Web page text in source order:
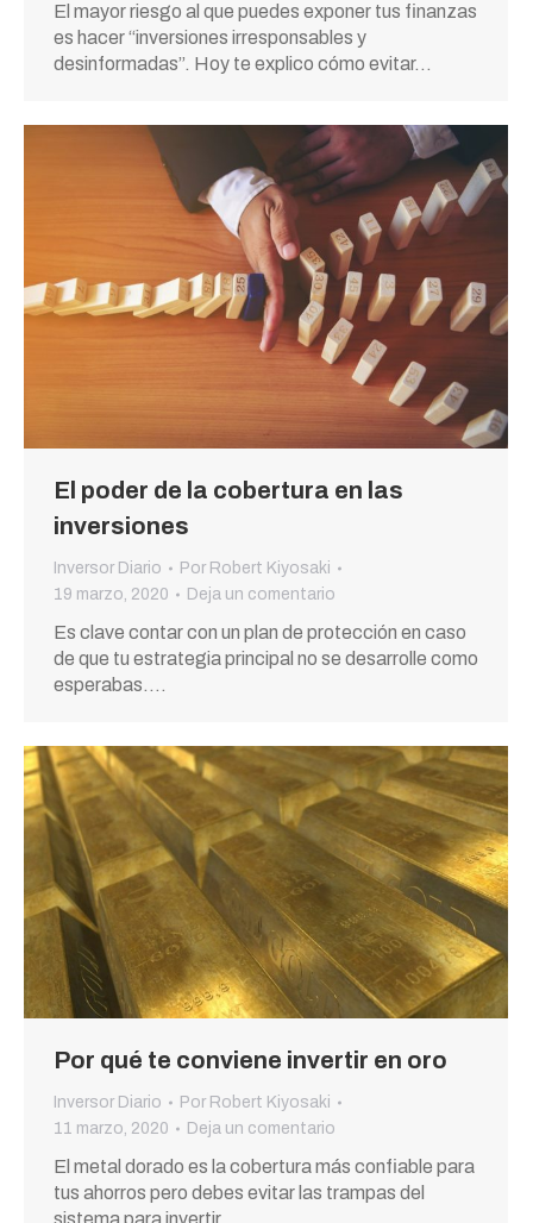
El mayor riesgo al que puedes exponer tus finanzas
es hacer “inversiones irresponsables y
desinformadas”. Hoy te explico cómo evitar…
El poder de la cobertura en las
inversiones
Inversor Diario Por Robert Kiyosaki
19 marzo, 2020
Deja un comentario
Es clave contar con un plan de protección en caso
de que tu estrategia principal no se desarrolle como
esperabas.…
Por qué te conviene invertir en oro
Inversor Diario Por Robert Kiyosaki
11 marzo, 2020
Deja un comentario
El metal dorado es la cobertura más confiable para
tus ahorros pero debes evitar las trampas del